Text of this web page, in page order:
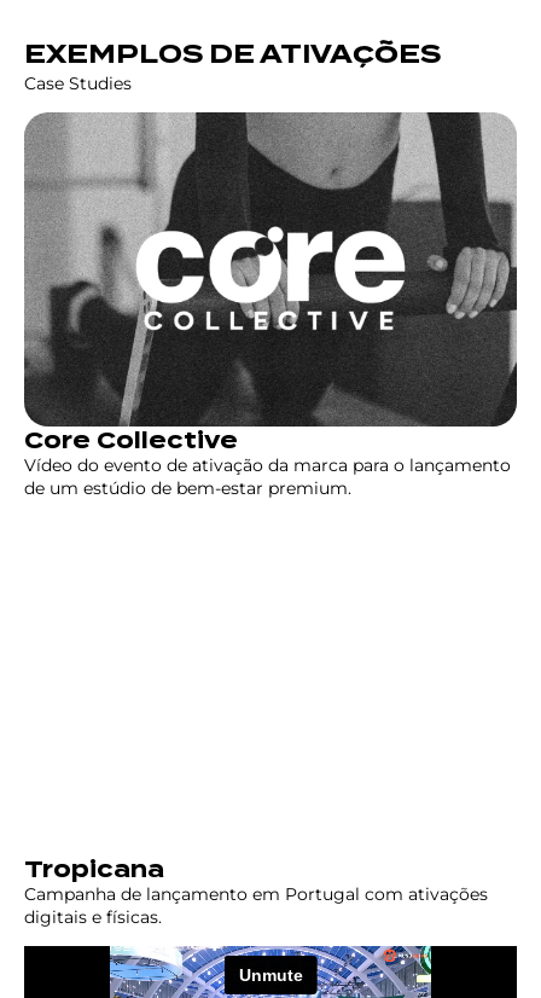
EXEMPLOS DE ATIVAÇÕES
Case Studies
Core Collective
Vídeo do evento de ativação da marca para o lançamento
de um estúdio de bem-estar premium.
Tropicana
Campanha de lançamento em Portugal com ativações
digitais e físicas.